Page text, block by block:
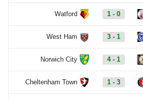
Watford 1 - 0
West Ham 3 - 1
Norwich City 4 - 1
Cheltenham Town 1 - 3